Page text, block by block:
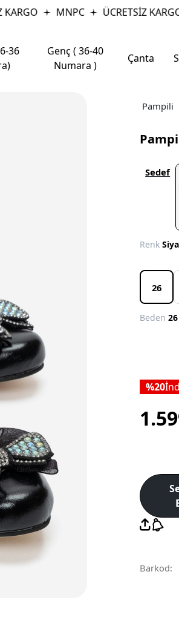
MNPC ÜCRETSİZ KARGO
36
Genç ( 36-40
Numara )
Çanta
Pampili
Sedef
Renk
26
Beden26
20
Barkod: